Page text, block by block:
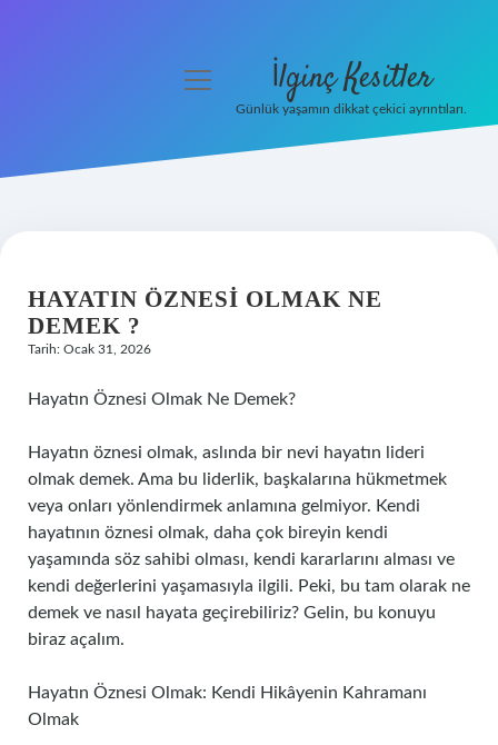
Hakkımızda
menüyü
İlginç Kesitler
Günlük yaşamın dikkat çekici ayrıntıları.
HAYATIN ÖZNESI OLMAK NE
DEMEK ?
Tarih: Ocak 31, 2026
Hayatın Öznesi Olmak Ne Demek?
Hayatın öznesi olmak, aslında bir nevi hayatın lideri
olmak demek. Ama bu liderlik, başkalarına hükmetmek
veya onları yönlendirmek anlamına gelmiyor. Kendi
hayatının öznesi olmak, daha çok bireyin kendi
yaşamında söz sahibi olması, kendi kararlarını alması ve
kendi değerlerini yaşamasıyla ilgili. Peki, bu tam olarak ne
demek ve nasıl hayata geçirebiliriz? Gelin, bu konuyu
biraz açalım.
Hayatın Öznesi Olmak: Kendi Hikâyenin Kahramanı
Olmak